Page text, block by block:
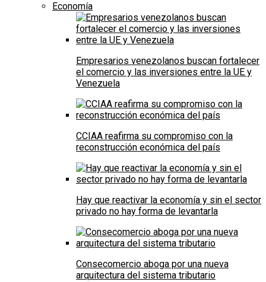
Economía
Empresarios venezolanos buscan fortalecer
el comercio y las inversiones entre la UE y
Venezuela
CCIAA reafirma su compromiso con la
reconstrucción económica del país
Hay que reactivar la economía y sin el sector
privado no hay forma de levantarla
Consecomercio aboga por una nueva
arquitectura del sistema tributario